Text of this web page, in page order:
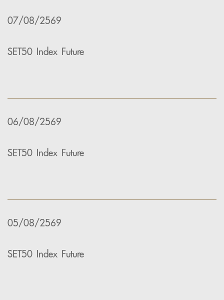
07/08/2569
SET50 Index Future
06/08/2569
SET50 Index Future
05/08/2569
SET50 Index Future